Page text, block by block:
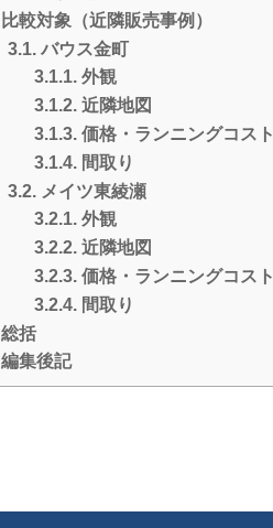
比較対象（近隣販売事例）
3.1. バウス金町
3.1.1.外観
3.1.2.近隣地図
3.1.3.価格・ランニングコスト
3.1.4.間取り
3.2. メイツ東綾瀬
3.2.1.外観
3.2.2.近隣地図
3.2.3.価格・ランニングコスト
3.2.4.間取り
総括
編集後記